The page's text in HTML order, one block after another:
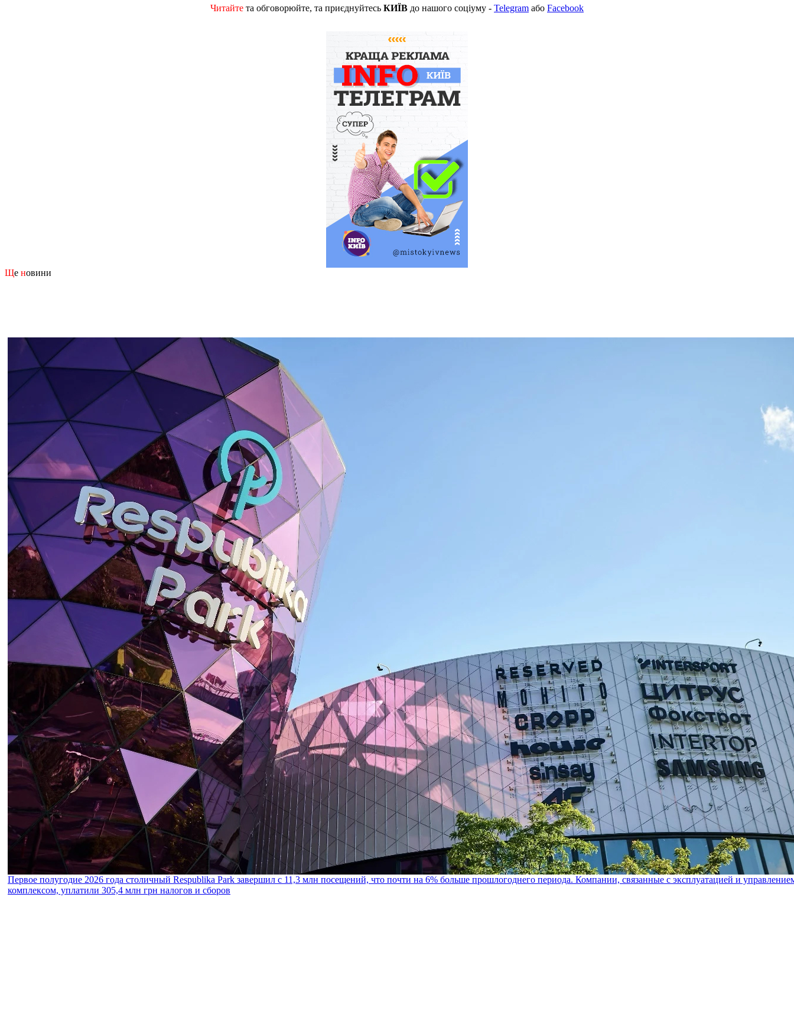
Читайте та обговорюйте, та приєднуйтесь КИЇВ до нашого соціуму - Telegram або Facebook
Ще новини
Первое полугодие 2026 года столичный Respublika Park завершил с 11,3 млн посещений, что почти на 6% больше прошлогоднего периода. Компании, связанные с эксплуатацией и
комплексом, уплатили 305,4 млн грн налогов и сборов